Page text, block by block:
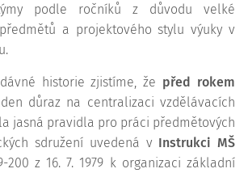
podle ročníků z důvodu velké
a projektového stylu výuky v
historie zjistíme, že před rokem
důraz na centralizaci vzdělávacích
jasná pravidla pro práci předmětových
sdružení uvedená v Instrukci MŠ
200 z 16. 7. 1979 k organizaci základní